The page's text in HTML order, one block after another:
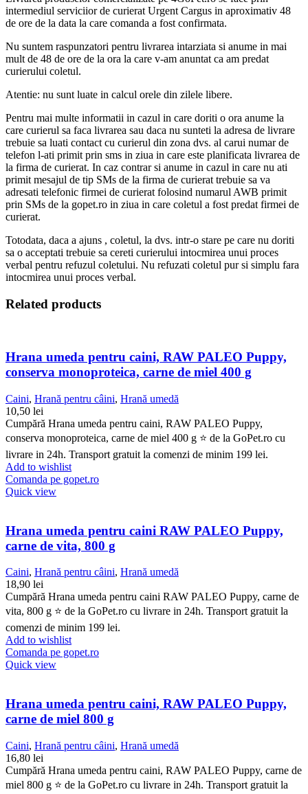
intermediul serviciior de curierat Urgent Cargus in aproximativ 48
de ore de la data la care comanda a fost confirmata.
Nu suntem raspunzatori pentru livrarea intarziata si anume in mai
mult de 48 de ore de la ora la care v-am anuntat ca am predat
curierului coletul.
Atentie: nu sunt luate in calcul orele din zilele libere.
Pentru mai multe informatii in cazul in care doriti o ora anume la
care curierul sa faca livrarea sau daca nu sunteti la adresa de livrare
trebuie sa luati contact cu curierul din zona dvs. al carui numar de
telefon l-ati primit prin sms in ziua in care este planificata livrarea de
la firma de curierat. In caz contrar si anume in cazul in care nu ati
primit mesajul de tip SMs de la firma de curierat trebuie sa va
adresati telefonic firmei de curierat folosind numarul AWB primit
prin SMs de la gopet.ro in ziua in care coletul a fost predat firmei de
curierat.
Totodata, daca a ajuns , coletul, la dvs. intr-o stare pe care nu doriti
sa o acceptati trebuie sa cereti curierului intocmirea unui proces
verbal pentru refuzul coletului. Nu refuzati coletul pur si simplu fara
intocmirea unui proces verbal.
Related products
Hrana umeda pentru caini, RAW PALEO Puppy,
conserva monoproteica, carne de miel 400 g
Caini, Hrană pentru câini, Hrană umedă
10,50 lei
Cumpără Hrana umeda pentru caini, RAW PALEO Puppy,
conserva monoproteica, carne de miel 400 g ⭐ de la GoPet.ro cu
livrare in 24h. Transport gratuit la comenzi de minim 199 lei.
Add to wishlist
Comanda pe gopet.ro
Quick view
Hrana umeda pentru caini RAW PALEO Puppy,
carne de vita, 800 g
Caini, Hrană pentru câini, Hrană umedă
18,90 lei
Cumpără Hrana umeda pentru caini RAW PALEO Puppy, carne de
vita, 800 g ⭐ de la GoPet.ro cu livrare in 24h. Transport gratuit la
comenzi de minim 199 lei.
Add to wishlist
Comanda pe gopet.ro
Quick view
Hrana umeda pentru caini, RAW PALEO Puppy,
carne de miel 800 g
Caini, Hrană pentru câini, Hrană umedă
16,80 lei
Cumpără Hrana umeda pentru caini, RAW PALEO Puppy, carne de
miel 800 g ⭐ de la GoPet.ro cu livrare in 24h. Transport gratuit la